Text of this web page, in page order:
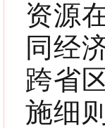
资源
同经
跨省
施细